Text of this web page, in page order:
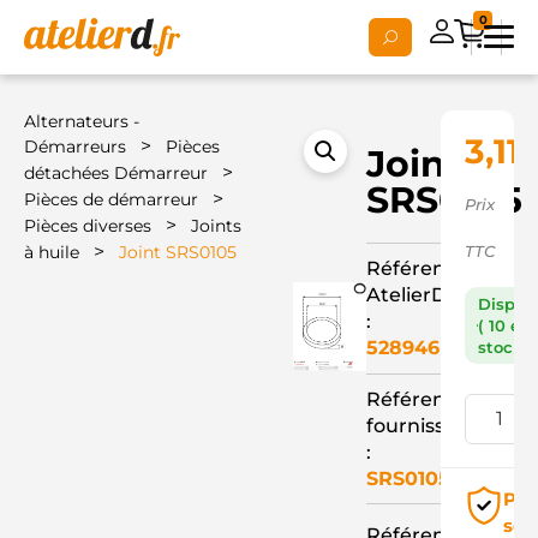
0
Alternateurs -
Démarreurs
>
Pièces
détachées Démarreur
>
Pièces de démarreur >
Pièces diverses >
Joints
à huile
> Joint SRS0105
Joint
SRS0105
Référence
AtelierD
:
528946
Référence
fournisseur
:
SRS0105
3,11
Prix
TTC
( 10 en
stock )